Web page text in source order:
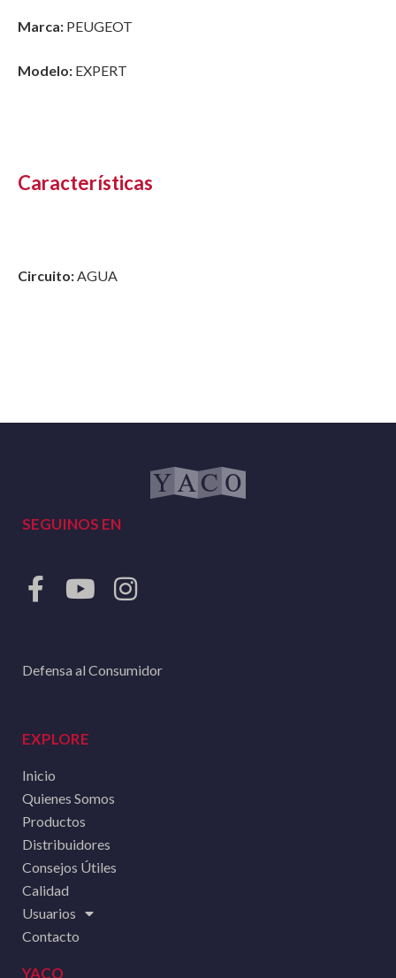
Marca: PEUGEOT
Modelo: EXPERT
Características
Circuito:AGUA
SEGUINOS EN
Defensa al Consumidor
EXPLORE
Inicio
Quienes Somos
Productos
Distribuidores
Consejos Útiles
Calidad
Usuarios
Contacto
YACO